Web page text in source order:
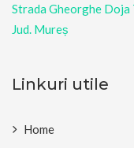
Strada Gheorghe Doja
Jud. Mureș
Linkuri utile
Home